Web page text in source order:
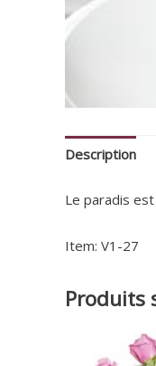
Description
Le paradis
Item: V1-27
Produits